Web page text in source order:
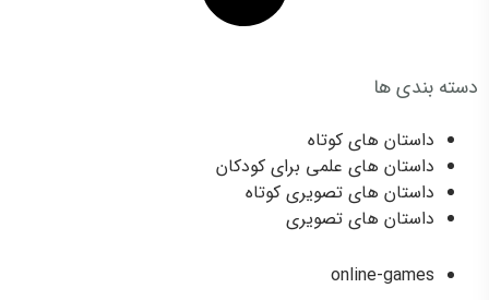
دسته بندی ها
داستان های کوتاه
داستان های علمی برای کودکان
داستان های تصویری کوتاه
داستان های تصویری
online-games